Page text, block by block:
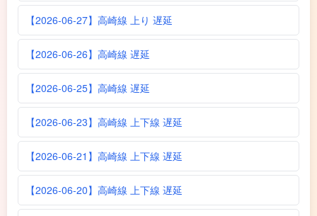
【2026-06-27】高崎線 上り 遅延
【2026-06-26】高崎線 遅延
【2026-06-25】高崎線 遅延
【2026-06-23】高崎線 上下線 遅延
【2026-06-21】高崎線 上下線 遅延
【2026-06-20】高崎線 上下線 遅延